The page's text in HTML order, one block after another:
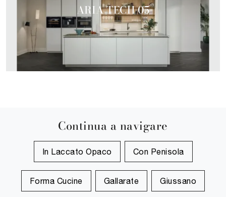
ARIA TECH 05
Continua a navigare
In Laccato Opaco Con Penisola
Forma Cucine Gallarate Giussano